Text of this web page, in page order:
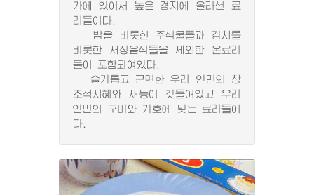
가에 있어서 높은 경지에 올라선 료
리들이다.
밥을 비롯한 주식물들과 김치를
비롯한 저장음식들을 제외한 온료리
들이 포함되여있다.
슬기롭고 근면한 우리 인민의 창
조적지혜와 재능이 깃들어있고 우리
인민의 구미와 기호에 맞는 료리들이
다.